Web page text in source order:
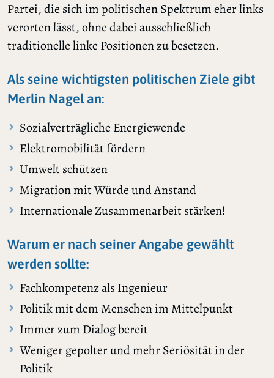
Partei, die sich im politischen Spektrum eher links
verorten lässt, ohne dabei ausschließlich
traditionelle linke Positionen zu besetzen.
Als seine wichtigsten politischen Ziele gibt
Merlin Nagel an:
Sozialverträgliche Energiewende
Elektromobilität fördern
Umwelt schützen
Migration mit Würde und Anstand
Internationale Zusammenarbeit stärken!
Warum er nach seiner Angabe gewählt
werden sollte:
Fachkompetenz als Ingenieur
Politik mit dem Menschen im Mittelpunkt
Immer zum Dialog bereit
Weniger gepolter und mehr Seriösität in der
Politik